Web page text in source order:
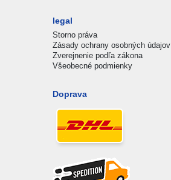
legal
Storno práva
Zásady ochrany osobných údajov
Zverejnenie podľa zákona
Všeobecné podmienky
Doprava